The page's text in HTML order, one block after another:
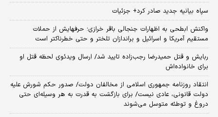
سپاه بیانیه جدید صادر کرد+ جزئیات
واکنش ابطحی به اظهارات جنجالی باقر خرازی؛ حرفهایش از حملات
مستقیم آمریکا و اسرائیل و براندازان تلختر و حتی خطرناکتر است
ربایش و قتل حمیدرضا رجب‌زاده تایید شد/ ارسال ویدئوی لحظه قتل او
برای خانواده‌اش
انتقاد روزنامه جمهوری اسلامی از مخالفان دولت/ صدور حکم شورش علیه
دولت قانونی، عادی نیست/ برای بازگشت به قدرت به هر وسیله‌ای حتی
دروغ و توطئه متوسل می‌شوند